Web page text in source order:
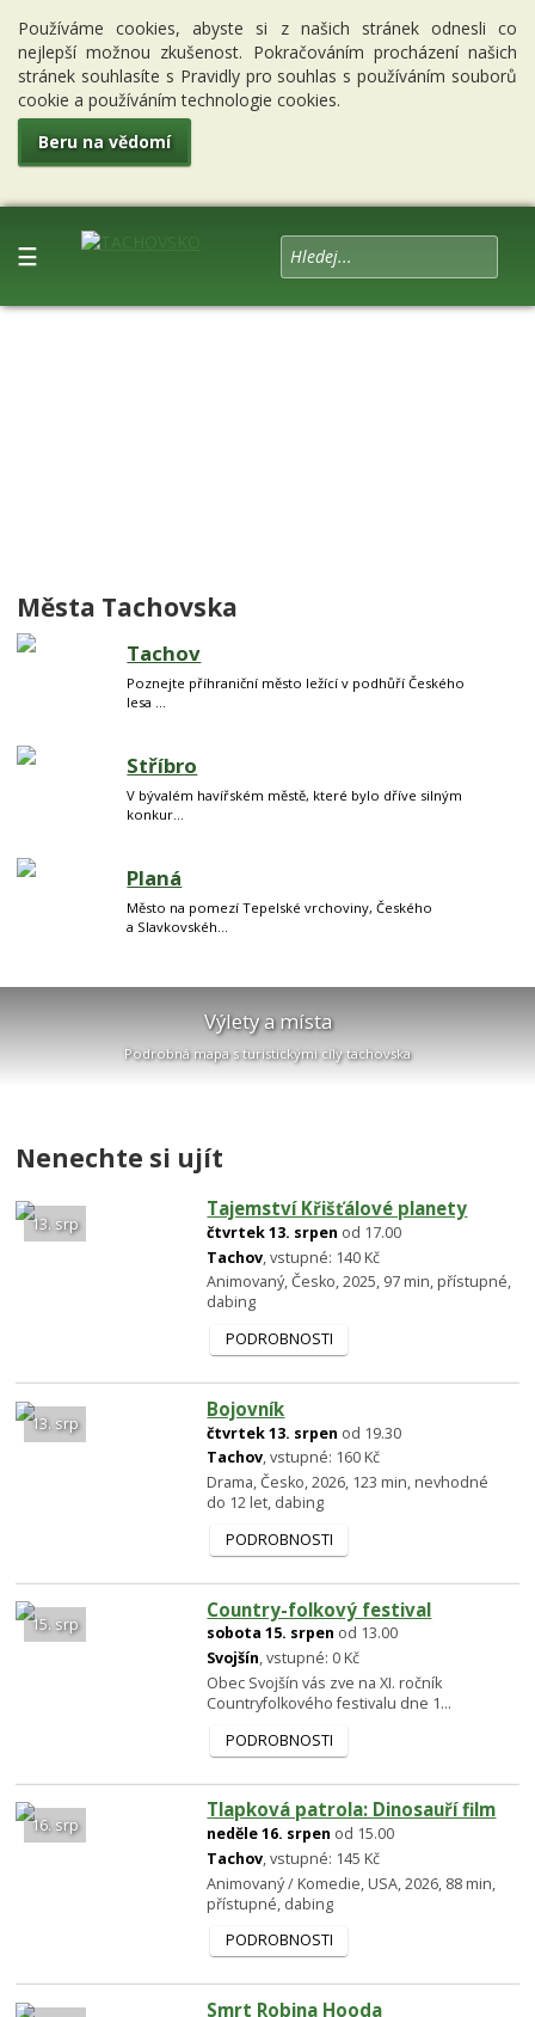
Používáme cookies, abyste si z našich stránek odnesli co
nejlepší možnou zkušenost. Pokračováním procházení našich
stránek souhlasíte s Pravidly pro souhlas s používáním souborů
cookie a používáním technologie cookies.
Beru na vědomí
☰
Města Tachovska
Tachov
Poznejte příhraniční město ležící v podhůří Českého
lesa ...
Stříbro
V bývalém havířském městě, které bylo dříve silným
konkur...
Planá
Město na pomezí Tepelské vrchoviny, Českého
a Slavkovskéh...
Výlety a místa
Podrobná mapa s turistickými cíly tachovska
Nenechte si ujít
13. srp
Tajemství Křišťálové planety
čtvrtek 13. srpen od 17.00
Tachov, vstupné: 140 Kč
Animovaný, Česko, 2025, 97 min, přístupné,
dabing
PODROBNOSTI
13. srp
Bojovník
čtvrtek 13. srpen od 19.30
Tachov, vstupné: 160 Kč
Drama, Česko, 2026, 123 min, nevhodné
do 12 let, dabing
PODROBNOSTI
15. srp
Country-folkový festival
sobota 15. srpen od 13.00
Svojšín, vstupné: 0 Kč
Obec Svojšín vás zve na XI. ročník
Countryfolkového festivalu dne 1...
PODROBNOSTI
16. srp
Tlapková patrola: Dinosauří film
neděle 16. srpen od 15.00
Tachov, vstupné: 145 Kč
Animovaný / Komedie, USA, 2026, 88 min,
přístupné, dabing
PODROBNOSTI
Smrt Robina Hooda